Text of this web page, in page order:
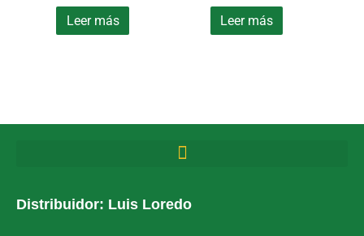
Leer más Leer más
Distribuidor: Luis Loredo